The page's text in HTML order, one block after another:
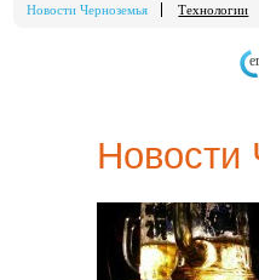
Новости Черноземья
Технологии
Новости